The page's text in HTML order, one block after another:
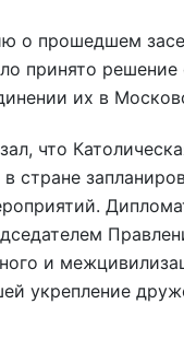
о прошедшем
принято
их в
что
стране
и
укрепление